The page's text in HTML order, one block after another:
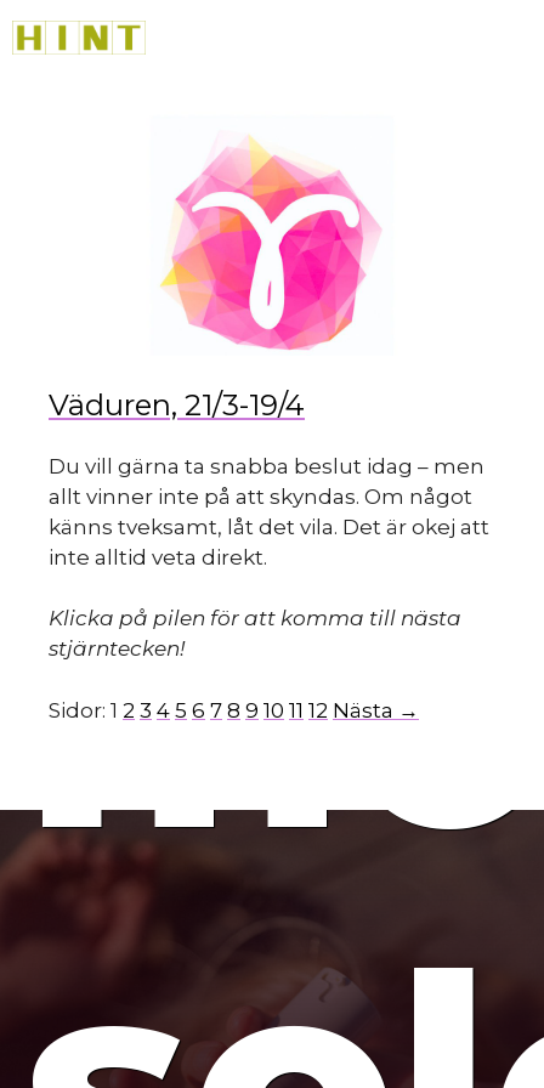
till
Väduren, 21/3-19/4
Du vill gärna ta snabba beslut idag – men
allt vinner inte på att skyndas. Om något
känns tveksamt, låt det vila. Det är okej att
inte alltid veta direkt.
Klicka på pilen för att komma till nästa
stjärntecken!
Sidor: 1 2 3 4 5 6 7 8 9 10 11 12 Nästa →